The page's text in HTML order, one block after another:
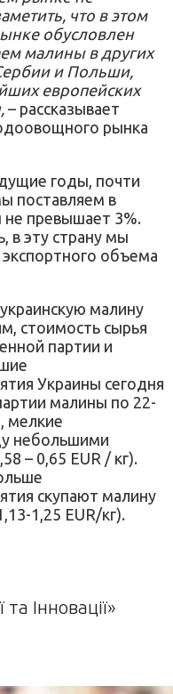
что в этом
обусловлен
малины в других
и Польши,
европейских
– рассказывает
рынка
годы, почти
поставляем в
не превышает 3%.
в эту страну мы
объема
малину
стоимость сырья
партии и
Украины сегодня
малины по 22-
мелкие
небольшими
– 0,65 EUR / кг).
скупают малину
1,25 EUR/кг).
Інновації»